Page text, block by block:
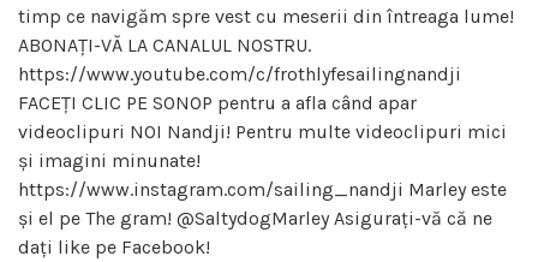
timp ce navigăm spre vest cu meserii din întreaga lume!
ABONAȚI-VĂ LA CANALUL NOSTRU.
https://www.youtube.com/c/frothlyfesailingnandji
FACEȚI CLIC PE SONOP pentru a afla când apar
videoclipuri NOI Nandji! Pentru multe videoclipuri mici
și imagini minunate!
https://www.instagram.com/sailing_nandji Marley este
și el pe The gram! @SaltydogMarley Asigurați-vă că ne
dați like pe Facebook!